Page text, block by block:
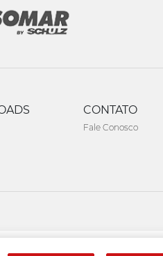
CONTATO
Fale Conosco